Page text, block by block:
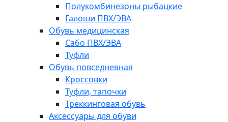
Полукомбинезоны рыбацкие
Галоши ПВХ/ЭВА
Обувь медицинская
Сабо ПВХ/ЭВА
Туфли
Обувь повседневная
Кроссовки
Туфли, тапочки
Треккинговая обувь
Аксессуары для обуви